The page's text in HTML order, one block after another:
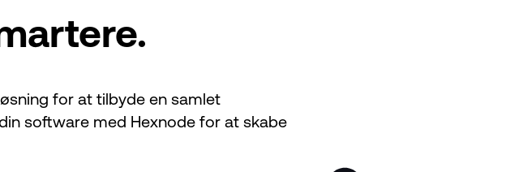
for at tilbyde en samlet
software med Hexnode for at skabe